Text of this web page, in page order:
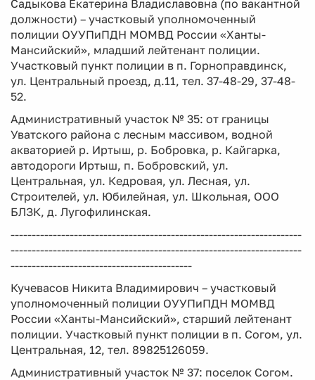
Садыкова Екатерина Владиславовна (по вакантной
должности) – участковый уполномоченный
полиции ОУУПиПДН МОМВД России «Ханты-
Мансийский», младший лейтенант полиции.
Участковый пункт полиции в п. Горноправдинск,
ул. Центральный проезд, д.11, тел. 37-48-29, 37-48-
52.
Административный участок № 35: от границы
Уватского района с лесным массивом, водной
акваторией р. Иртыш, р. Бобровка, р. Кайгарка,
автодороги Иртыш, п. Бобровский, ул.
Центральная, ул. Кедровая, ул. Лесная, ул.
Строителей, ул. Юбилейная, ул. Школьная, ООО
БЛЗК, д. Лугофилинская.
---------------------------------------------------------------------
---------------------------------------------------------------------
-------------------------------------------
Кучевасов Никита Владимирович – участковый
уполномоченный полиции ОУУПиПДН МОМВД
России «Ханты-Мансийский», старший лейтенант
полиции. Участковый пункт полиции в п. Согом, ул.
Центральная, 12, тел. 89825126059.
Административный участок № 37: поселок Согом.